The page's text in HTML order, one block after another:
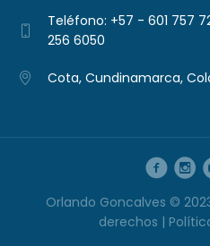
Teléfono: +57 - 601 757 7276 Whatsapp:
256 6050
Cota, Cundinamarca,
Orlando Goncalves ©
derechos |